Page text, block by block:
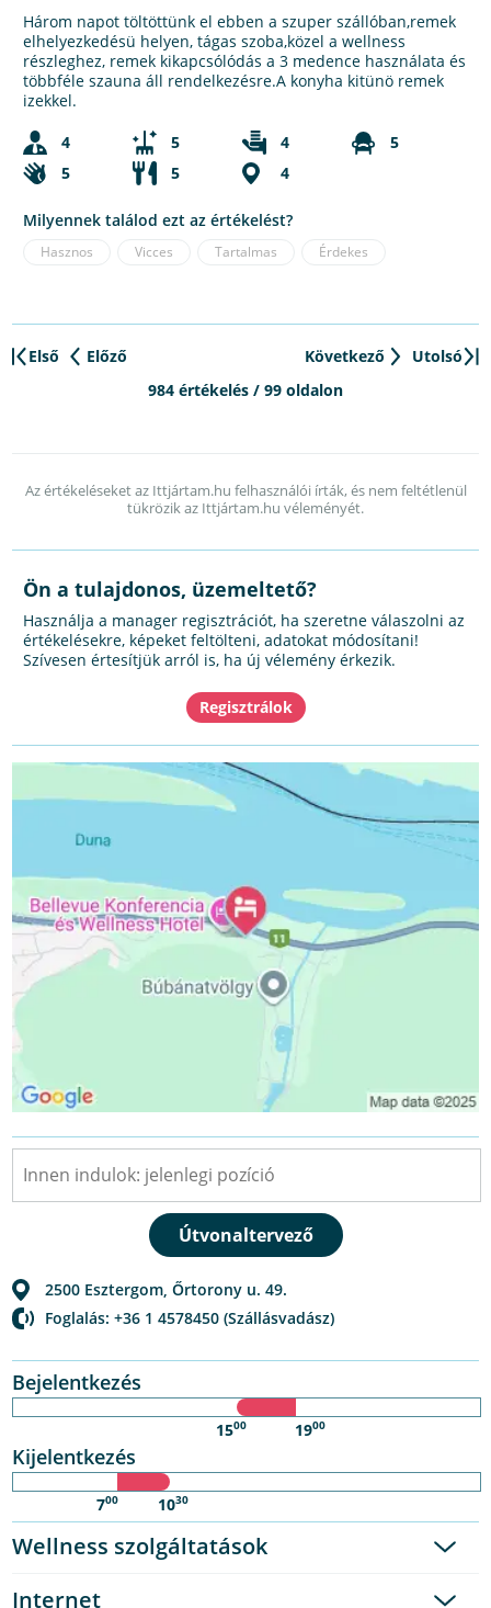
Három napot töltöttünk el ebben a szuper szállóban,remek
elhelyezkedésü helyen, tágas szoba,közel a wellness
részleghez, remek kikapcsólódás a 3 medence használata és
többféle szauna áll rendelkezésre.A konyha kitünö remek
izekkel.
4
5 4
5
5
5 4
Milyennek találod ezt az értékelést?
Hasznos Vicces Tartalmas Érdekes
Első Előző Következő
Utolsó
984 értékelés / 99 oldalon
Az értékeléseket az Ittjártam.hu felhasználói írták, és nem feltétlenül
tükrözik az Ittjártam.hu véleményét.
Ön a tulajdonos, üzemeltető?
Használja a manager regisztrációt, ha szeretne válaszolni az
értékelésekre, képeket feltölteni, adatokat módosítani!
Szívesen értesítjük arról is, ha új vélemény érkezik.
2500 Esztergom,Őrtorony u. 49.
Foglalás: +36 1 4578450 (Szállásvadász)
Bejelentkezés
1500 1900
Kijelentkezés
700 1030
Wellness szolgáltatások
Internet